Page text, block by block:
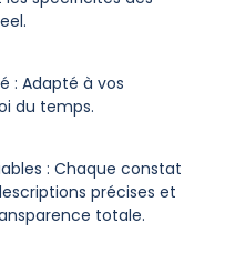
: Adapté à vos
du temps.
: Chaque constat
précises et
totale.